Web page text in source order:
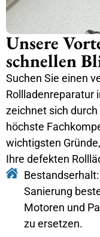
Unsere
schnellen
Suchen Sie einen
Rollladenreparatur
zeichnet sich
höchste
wichtigsten
Ihre defekten
Sanierung
Motoren und
zu ersetzen.